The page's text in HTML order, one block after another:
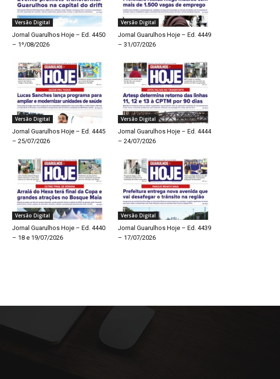
Versão Digital
Jornal Guarulhos Hoje – Ed. 4450
– 1º/08/2026
Versão Digital
Jornal Guarulhos Hoje – Ed. 4449
– 31/07/2026
Versão Digital
Jornal Guarulhos Hoje – Ed. 4445
– 25/07/2026
Versão Digital
Jornal Guarulhos Hoje – Ed. 4444
– 24/07/2026
Versão Digital
Jornal Guarulhos Hoje – Ed. 4440
– 18 e 19/07/2026
Versão Digital
Jornal Guarulhos Hoje – Ed. 4439
– 17/07/2026